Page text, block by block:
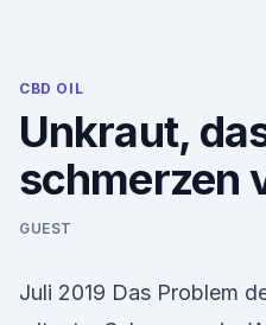
CBD OIL
Unkraut,
schmerzen
GUEST
Juli 2019 Das Problem